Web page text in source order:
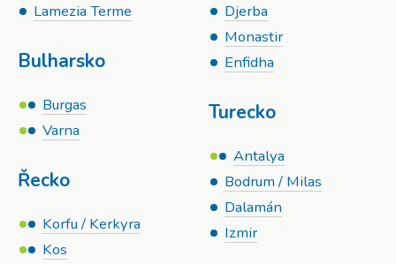
Lamezia Terme
Bulharsko
Burgas
Varna
Řecko
Korfu / Kerkyra
Kos
Djerba
Monastir
Enfidha
Turecko
Antalya
Bodrum / Milas
Dalamán
Izmir